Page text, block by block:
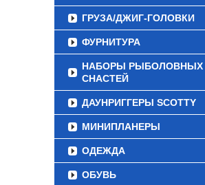
ГРУЗА/ДЖИГ-ГОЛОВКИ
ФУРНИТУРА
НАБОРЫ РЫБОЛОВНЫХ
СНАСТЕЙ
ДАУНРИГГЕРЫ SCOTTY
МИНИПЛАНЕРЫ
ОДЕЖДА
ОБУВЬ